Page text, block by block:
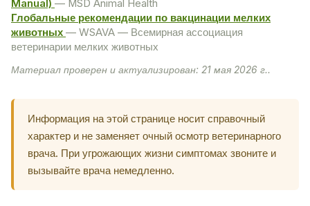
Manual) — MSD Animal Health
Глобальные рекомендации по вакцинации мелких
животных — WSAVA — Всемирная ассоциация
ветеринарии мелких животных
Материал проверен и актуализирован: 21 мая 2026 г..
Информация на этой странице носит справочный
характер и не заменяет очный осмотр ветеринарного
врача. При угрожающих жизни симптомах звоните и
вызывайте врача немедленно.